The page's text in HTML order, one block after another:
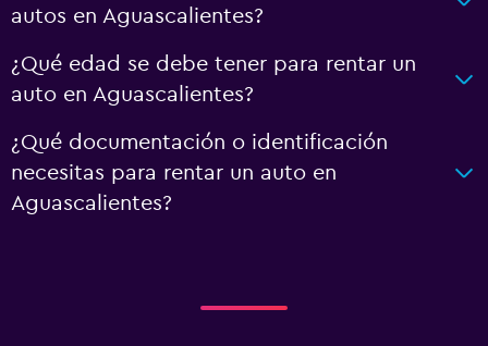
autos en Aguascalientes?
¿Qué edad se debe tener para rentar un
auto en Aguascalientes?
¿Qué documentación o identificación
necesitas para rentar un auto en
Aguascalientes?